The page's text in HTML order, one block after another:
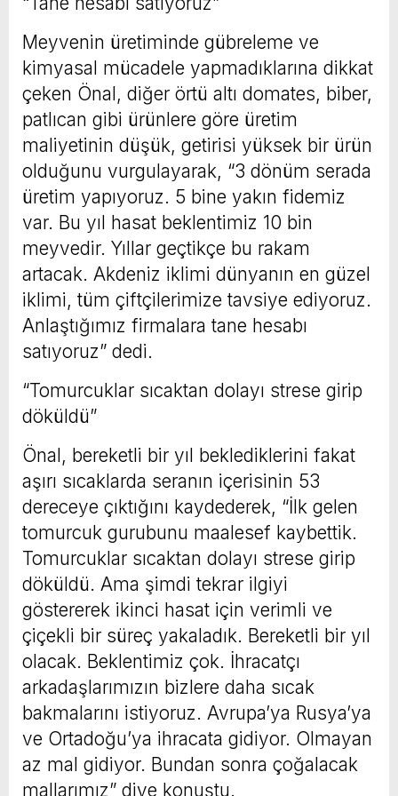
Meyvenin üretiminde gübreleme ve
kimyasal mücadele yapmadıklarına dikkat
çeken Önal, diğer örtü altı domates, biber,
patlıcan gibi ürünlere göre üretim
maliyetinin düşük, getirisi yüksek bir ürün
olduğunu vurgulayarak, “3 dönüm serada
üretim yapıyoruz. 5 bine yakın fidemiz
var. Bu yıl hasat beklentimiz 10 bin
meyvedir. Yıllar geçtikçe bu rakam
artacak. Akdeniz iklimi dünyanın en güzel
iklimi, tüm çiftçilerimize tavsiye ediyoruz.
Anlaştığımız firmalara tane hesabı
satıyoruz” dedi.
“Tomurcuklar sıcaktan dolayı strese girip
döküldü”
Önal, bereketli bir yıl beklediklerini fakat
aşırı sıcaklarda seranın içerisinin 53
dereceye çıktığını kaydederek, “İlk gelen
tomurcuk gurubunu maalesef kaybettik.
Tomurcuklar sıcaktan dolayı strese girip
döküldü. Ama şimdi tekrar ilgiyi
göstererek ikinci hasat için verimli ve
çiçekli bir süreç yakaladık. Bereketli bir yıl
olacak. Beklentimiz çok. İhracatçı
arkadaşlarımızın bizlere daha sıcak
bakmalarını istiyoruz. Avrupa’ya Rusya’ya
ve Ortadoğu’ya ihracata gidiyor. Olmayan
az mal gidiyor. Bundan sonra çoğalacak
mallarımız” diye konuştu.